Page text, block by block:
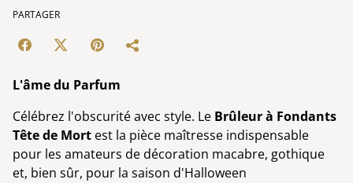
PARTAGER
L'âme du Parfum
Célébrez l'obscurité avec style. Le Brûleur à Fondants
Tête de Mort est la pièce maîtresse indispensable
pour les amateurs de décoration macabre, gothique
et, bien sûr, pour la saison d'Halloween